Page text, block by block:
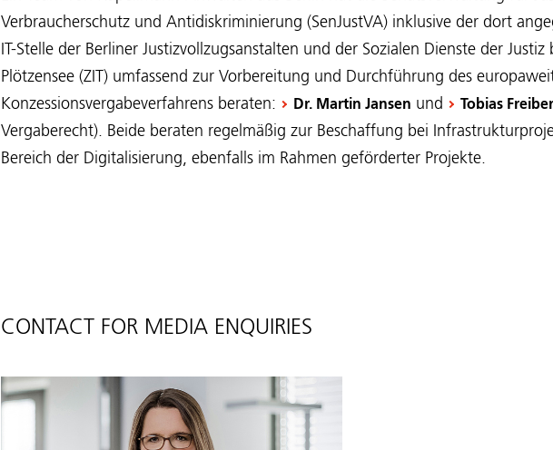
Verbraucherschutz und Antidiskriminierung (SenJustVA) inklusive der dort
IT-Stelle der Berliner Justizvollzugsanstalten und der Sozialen Dienste der Justiz
Plötzensee (ZIT) umfassend zur Vorbereitung und Durchführung des
Konzessionsvergabeverfahrens beraten:
Dr. Martin Jansen und Tobias
Vergaberecht). Beide beraten regelmäßig zur Beschaffung bei
Bereich der Digitalisierung, ebenfalls im Rahmen geförderter Projekte.
CONTACT FOR MEDIA ENQUIRIES